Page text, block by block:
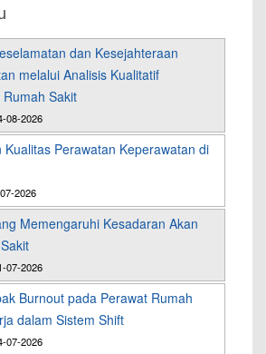
dan Kesejahteraan
melalui Analisis Kualitatif
Sakit
08-2026
Kualitas Perawatan Keperawatan di
2026
Memengaruhi Kesadaran Akan
07-2026
Burnout pada Perawat Rumah
dalam Sistem Shift
07-2026